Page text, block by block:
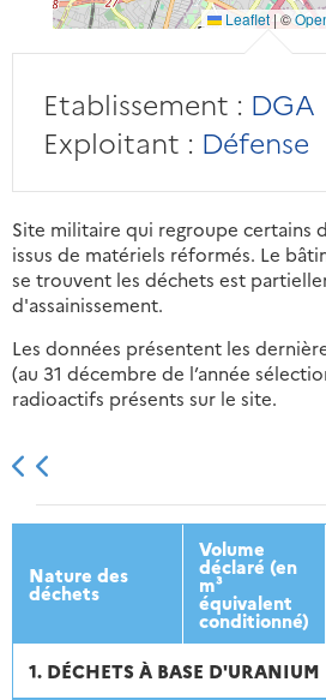
Leaflet|©
Etablissement : DGA
Exploitant : Défense
Site militaire qui regroupe certains
issus de matériels réformés. Le
se trouvent les déchets est
d'assainissement.
Les données présentent les
(au 31 décembre de l’année
radioactifs présents sur le site.
2013 2014
Nature des
déchets
Volume
déclaré (en
m³
équivalent
conditionné)
1. DÉCHETS À BASE D'URANIUM